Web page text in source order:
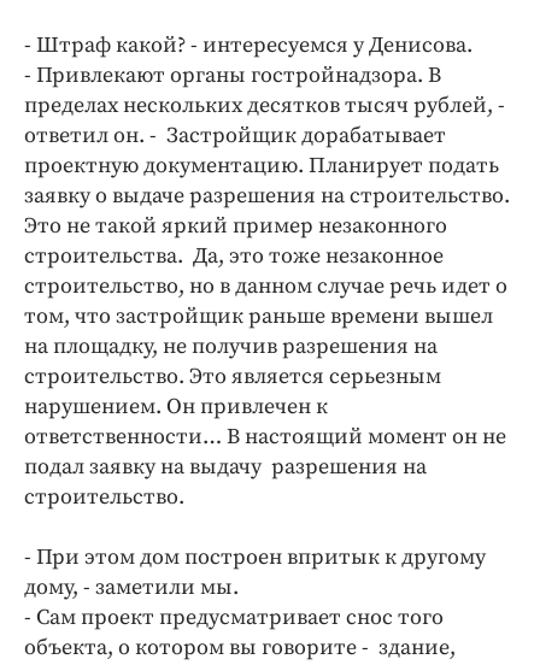
- Штраф какой? - интересуемся у Денисова.
- Привлекают органы гостройнадзора. В
пределах нескольких десятков тысяч рублей, -
ответил он. - Застройщик дорабатывает
проектную документацию. Планирует подать
заявку о выдаче разрешения на строительство.
Это не такой яркий пример незаконного
строительства. Да, это тоже незаконное
строительство, но в данном случае речь идет о
том, что застройщик раньше времени вышел
на площадку, не получив разрешения на
строительство. Это является серьезным
нарушением. Он привлечен к
ответственности… В настоящий момент он не
подал заявку на выдачу разрешения на
строительство.
- При этом дом построен впритык к другому
дому, - заметили мы.
- Сам проект предусматривает снос того
объекта, о котором вы говорите - здание,